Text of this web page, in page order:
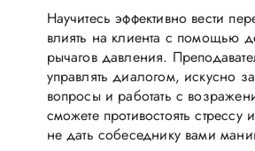
Научитесь эффективно вести
влиять на клиента с помощью
рычагов давления.
управлять диалогом, искусно
вопросы и работать с
сможете противостоять стрессу
не дать собеседнику вами